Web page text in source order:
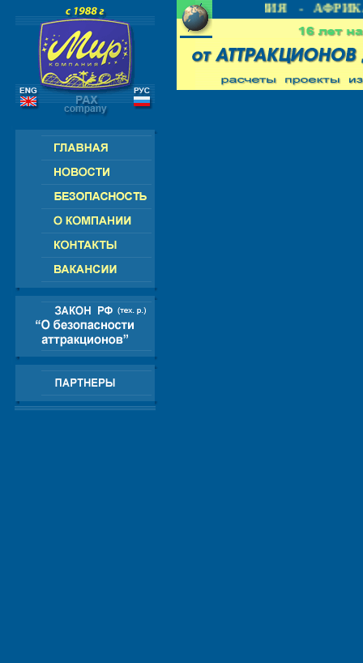
СНГ - ЕВРОПА - АМЕРИКА - АЗИЯ - АФРИКА